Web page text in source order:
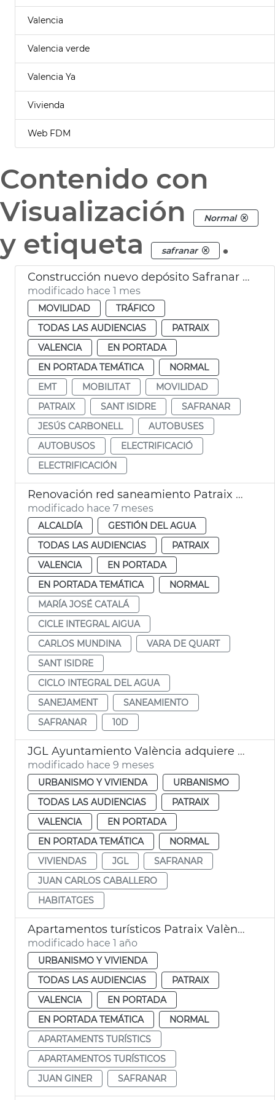
Valencia
Valencia verde
Valencia Ya
Vivienda
Web FDM
Contenido con
Visualización
Normal
y etiqueta safranar .
Construcción nuevo depósito Safranar EMT València
modificado hace 1 mes
MOVILIDAD
TRÁFICO
TODAS LAS AUDIENCIAS
PATRAIX
VALENCIA
EN PORTADA
EN PORTADA TEMÁTICA
NORMAL
EMT
MOBILITAT
MOVILIDAD
PATRAIX
SANT ISIDRE
SAFRANAR
JESÚS CARBONELL
AUTOBUSES
AUTOBUSOS
ELECTRIFICACIÓ
ELECTRIFICACIÓN
Renovación red saneamiento Patraix València
modificado hace 7 meses
ALCALDÍA
GESTIÓN DEL AGUA
TODAS LAS AUDIENCIAS
PATRAIX
VALENCIA
EN PORTADA
EN PORTADA TEMÁTICA
NORMAL
MARÍA JOSÉ CATALÁ
CICLE INTEGRAL AIGUA
CARLOS MUNDINA
VARA DE QUART
SANT ISIDRE
CICLO INTEGRAL DEL AGUA
SANEJAMENT
SANEAMIENTO
SAFRANAR
10D
JGL Ayuntamiento València adquiere edificio para alquiler asequible
modificado hace 9 meses
URBANISMO Y VIVIENDA
URBANISMO
TODAS LAS AUDIENCIAS
PATRAIX
VALENCIA
EN PORTADA
EN PORTADA TEMÁTICA
NORMAL
VIVIENDAS
JGL
SAFRANAR
JUAN CARLOS CABALLERO
HABITATGES
Apartamentos turísticos Patraix València
modificado hace 1 año
URBANISMO Y VIVIENDA
TODAS LAS AUDIENCIAS
PATRAIX
VALENCIA
EN PORTADA
EN PORTADA TEMÁTICA
NORMAL
APARTAMENTS TURÍSTICS
APARTAMENTOS TURÍSTICOS
JUAN GINER
SAFRANAR